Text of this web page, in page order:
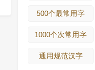
500个最常用字
1000个次常用字
通用规范汉字